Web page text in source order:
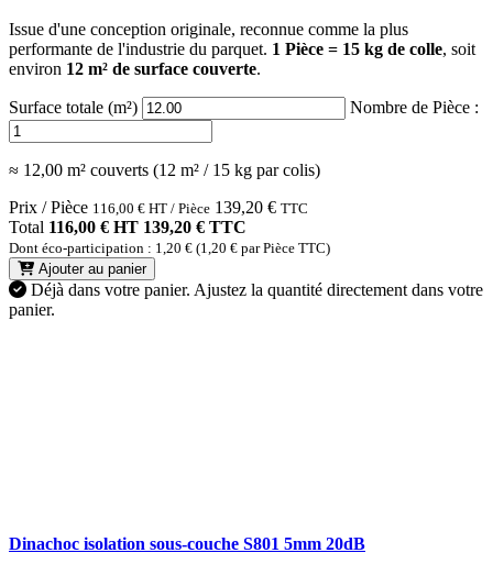
Issue d'une conception originale, reconnue comme la plus
performante de l'industrie du parquet. 1 Pièce = 15 kg de colle, soit
environ 12 m² de surface couverte.
Surface totale (m²) Nombre de Pièce :
≈ 12,00 m² couverts (12 m² / 15 kg par colis)
Prix / Pièce 116,00 € HT / Pièce 139,20 € TTC
Total 116,00 € HT 139,20 € TTC
Dont éco-participation : 1,20 € (1,20 € par Pièce TTC)
Ajouter au panier
Déjà dans votre panier. Ajustez la quantité directement dans votre
panier.
Dinachoc isolation sous-couche S801 5mm 20dB